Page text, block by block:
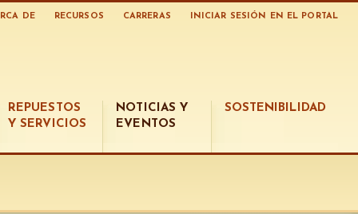
DE RECURSOS CARRERAS INICIAR SESIÓN EN EL PORTAL
REPUESTOS
Y SERVICIOS
NOTICIAS Y
EVENTOS
SOSTENIBILIDAD